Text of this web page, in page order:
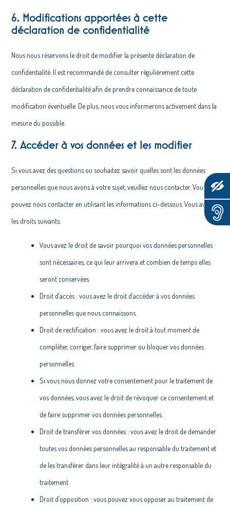
6. Modifications apportées à cette
déclaration de confidentialité
Nous nous réservons le droit de modifier la présente déclaration de
confidentialité. Il est recommandé de consulter régulièrement cette
déclaration de confidentialité afin de prendre connaissance de toute
modification éventuelle. De plus, nous vous informerons activement dans la
mesure du possible.
7. Accéder à vos données et les modifier
Si vous avez des questions ou souhaitez savoir quelles sont les données
personnelles que nous avons à votre sujet, veuillez nous contacter. Vous
pouvez nous contacter en utilisant les informations ci-dessous. Vous avez
les droits suivants:
Vous avez le droit de savoir pourquoi vos données personnelles
sont nécessaires, ce qui leur arrivera et combien de temps elles
seront conservées.
Droit d’accès : vous avez le droit d’accéder à vos données
personnelles que nous connaissons.
Droit de rectification : vous avez le droit à tout moment de
compléter, corriger, faire supprimer ou bloquer vos données
personnelles.
Si vous nous donnez votre consentement pour le traitement de
vos données, vous avez le droit de révoquer ce consentement et
de faire supprimer vos données personnelles.
Droit de transférer vos données : vous avez le droit de demander
toutes vos données personnelles au responsable du traitement et
de les transférer dans leur intégralité à un autre responsable du
traitement.
Droit d’opposition : vous pouvez vous opposer au traitement de